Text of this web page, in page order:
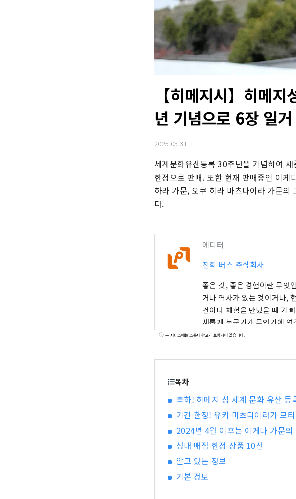
【히메지시】히메
년 기념으로 6장 일
2025.03.31
세계문화유산등록 30주년을 기념하여
한정으로 판매. 또한 현재 판매중인 이케
하라 가문, 오쿠 히라 마츠다이라 가문의
다.
에디터
진희 버스 주식회사
좋은 것, 좋은 경험이란 무엇
거나 역사가 있는 것이거나,
건이나 체험을 만났을 때 기
새롭게 누군가가 무언가에
남을 고객에게 전달할 수 있
본 서비스에는 스폰서 광고가 포함되어 있습니다.
목차
축하! 히메지 성 세계 문화 유산 등
기간 한정! 유키 마츠다이라가 모
2024년 4월 이후는 이케다 가문의
성내 매점 한정 상품 10선
알고 있는 정보
기본 정보